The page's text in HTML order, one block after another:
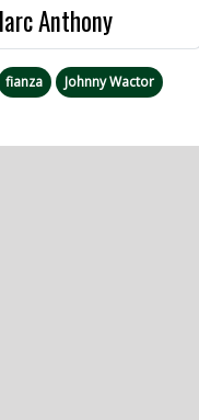
Anthony
fianza
Johnny Wactor